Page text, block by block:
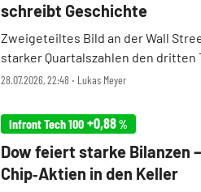
28.07.2026, 22:48 ‧ Lukas Meyer
schreibt Geschichte
Zweigeteiltes Bild an der Wall
starker Quartalszahlen den dritten
Abverkauf bei den Halbleiter-
Infront Tech 100 +0,88%
Dow feiert starke Bilanzen
Chip‑Aktien in den Keller